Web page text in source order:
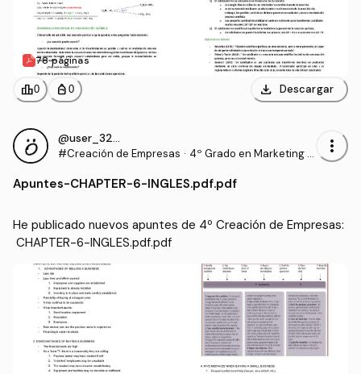
78 páginas
leaderboard0 personal_bag 0 download Descargar
@user_3200711
#Creación de Empresas · 4º Grado en Marketing e
os (UAL)
more_vert
Apuntes-CHAPTER-6-INGLES.pdf.pdf
He publicado nuevos apuntes de 4º Creación de Empresas:
CHAPTER-6-INGLES.pdf.pdf